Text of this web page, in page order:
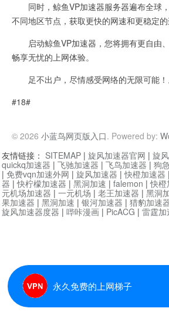
同时，鲸鱼VP加速器服务器遍布全球
不同地区节点，获取更快的网速和更稳定的
启动鲸鱼VP加速器，您将拥有更自由、
畅享无忧的上网体验。
足不出户，尽情感受网络的无限可能！
#18#
© 2026 小蓝鸟网页版入口. Powered by:
永久免费的上网梯子
友情链接： SITEMAP | 旋风加速器官网 | 旋
quickq加速器 | 飞驰加速器 | 飞鸟加速器 | 狗
| 免费vqn加速外网 | 旋风加速器 |快橙加速器 |
器 |快柠檬加速器 | 黑洞加速 | falemon |快橙
元机场加速器 | 一元机场 | 老王加速器 | 黑洞
果加速器 | 黑洞加速 | 银河加速器 | 猎豹加速
旋风加速器度器 | 哔咔漫画 | PicACG | 雷霆加